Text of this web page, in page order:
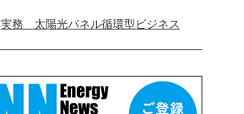
実務 太陽光パネル循環型ビジネス